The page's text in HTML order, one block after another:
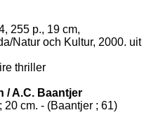
255 p., 19 cm,
Natur och Kultur, 2000.
thriller
/ A.C. Baantjer
20 cm. - (Baantjer ; 61)